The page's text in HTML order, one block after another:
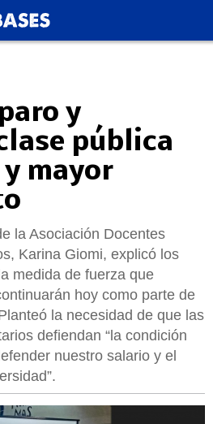
y
pública
mayor
la Asociación Docentes
Karina Giomi, explicó los
medida de fuerza que
hoy como parte de
la necesidad de que las
defiendan “la condición
nuestro salario y el